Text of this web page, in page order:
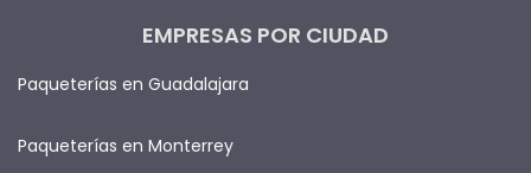
EMPRESAS POR CIUDAD
Paqueterías en Guadalajara
Paqueterías en Monterrey